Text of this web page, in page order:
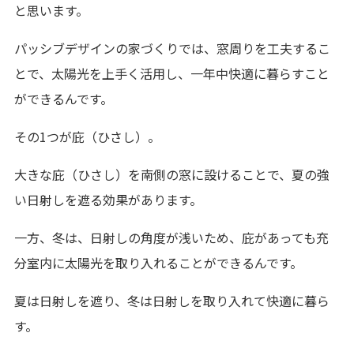
と思います。
パッシブデザインの家づくりでは、窓周りを工夫するこ
とで、太陽光を上手く活用し、一年中快適に暮らすこと
ができるんです。
その1つが庇（ひさし）。
大きな庇（ひさし）を南側の窓に設けることで、夏の強
い日射しを遮る効果があります。
一方、冬は、日射しの角度が浅いため、庇があっても充
分室内に太陽光を取り入れることができるんです。
夏は日射しを遮り、冬は日射しを取り入れて快適に暮ら
す。